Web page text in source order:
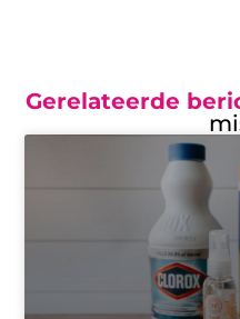
Gerelateerde